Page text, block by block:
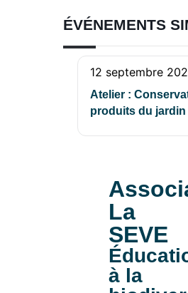
ÉVÉNEMENTS
12 septembre
Atelier :
produits du jardin
La
SEVE
à la